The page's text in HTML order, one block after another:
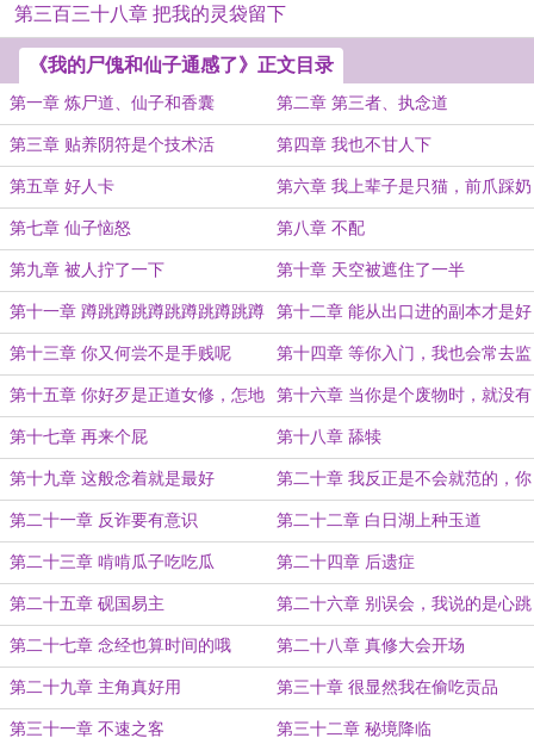
第三百三十八章 把我的灵袋留下
《我的尸傀和仙子通感了》正文目录
第一章 炼尸道、仙子和香囊 第二章 第三者、执念道
第三章 贴养阴符是个技术活 第四章 我也不甘人下
第五章 好人卡 第六章 我上辈子是只猫，前爪踩奶
是天性
第七章 仙子恼怒 第八章 不配
第九章 被人拧了一下 第十章 天空被遮住了一半
第十一章 蹲跳蹲跳蹲跳蹲跳蹲跳蹲
跳
第十二章 能从出口进的副本才是好
副本
第十三章 你又何尝不是手贱呢 第十四章 等你入门，我也会常去监
督你
第十五章 你好歹是正道女修，怎地
说话如此之糙
第十六章 当你是个废物时，就没有
利用价值（求追读诶嘿）
第十七章 再来个屁 第十八章 舔犊
第十九章 这般念着就是最好 第二十章 我反正是不会就范的，你
尽管来吧
第二十一章 反诈要有意识 第二十二章 白日湖上种玉道
第二十三章 啃啃瓜子吃吃瓜 第二十四章 后遗症
第二十五章 砚国易主 第二十六章 别误会，我说的是心跳
第二十七章 念经也算时间的哦 第二十八章 真修大会开场
第二十九章 主角真好用 第三十章 很显然我在偷吃贡品
第三十一章 不速之客 第三十二章 秘境降临